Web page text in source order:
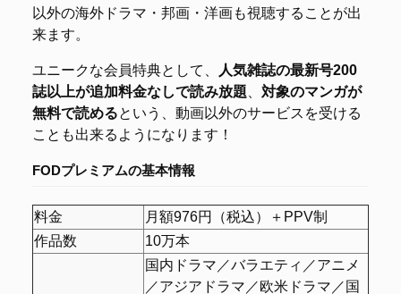
以外の海外ドラマ・邦画・洋画も視聴することが出
来ます。
ユニークな会員特典として、
人気雑誌の最新号200
誌以上が追加料金なしで読み放題
対象のマンガが
無料で読めるという、動画以外のサービスを受ける
ことも出来るようになります！
FODプレミアムの基本情報
料金
月額976円（税込）＋PPV制
作品数
10万本
国内ドラマ／バラエティ／アニメ
／アジアドラマ／欧米ドラマ／国